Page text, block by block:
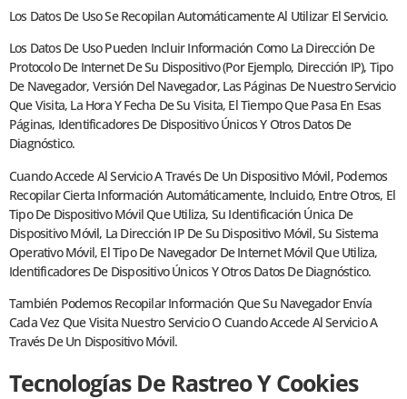
Los Datos De Uso Se Recopilan Automáticamente Al Utilizar El Servicio.
Los Datos De Uso Pueden Incluir Información Como La Dirección De
Protocolo De Internet De Su Dispositivo (por Ejemplo, Dirección IP), Tipo
De Navegador, Versión Del Navegador, Las Páginas De Nuestro Servicio
Que Visita, La Hora Y Fecha De Su Visita, El Tiempo Que Pasa En Esas
Páginas, Identificadores De Dispositivo Únicos Y Otros Datos De
Diagnóstico.
Cuando Accede Al Servicio A Través De Un Dispositivo Móvil, Podemos
Recopilar Cierta Información Automáticamente, Incluido, Entre Otros, El
Tipo De Dispositivo Móvil Que Utiliza, Su Identificación Única De
Dispositivo Móvil, La Dirección IP De Su Dispositivo Móvil, Su Sistema
Operativo Móvil, El Tipo De Navegador De Internet Móvil Que Utiliza,
Identificadores De Dispositivo Únicos Y Otros Datos De Diagnóstico.
También Podemos Recopilar Información Que Su Navegador Envía
Cada Vez Que Visita Nuestro Servicio O Cuando Accede Al Servicio A
Través De Un Dispositivo Móvil.
Tecnologías De Rastreo Y Cookies